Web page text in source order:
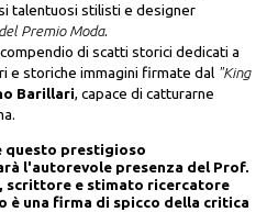
talentuosi stilisti e designer
Premio Moda.
di scatti storici dedicati a
e storiche immagini firmate dal "King
Barillari, capace di catturarne
questo prestigioso
l'autorevole presenza del Prof.
scrittore e stimato ricercatore
è una firma di spicco della critica